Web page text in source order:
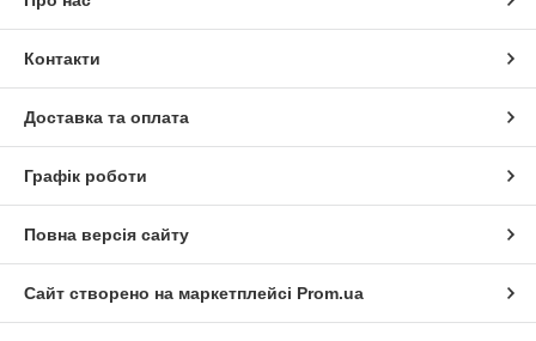
Контакти
Доставка та оплата
Графік роботи
Повна версія сайту
Сайт створено на маркетплейсі Prom.ua